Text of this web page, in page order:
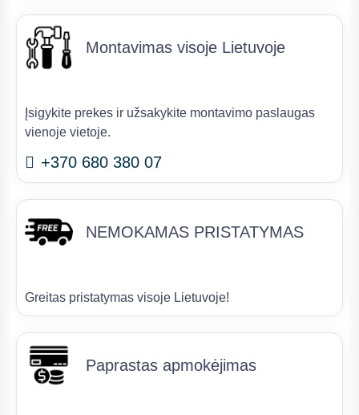
Montavimas visoje Lietuvoje
Įsigykite prekes ir užsakykite montavimo paslaugas
vienoje vietoje.
+370 680 380 07
NEMOKAMAS PRISTATYMAS
Greitas pristatymas visoje Lietuvoje!
Paprastas apmokėjimas